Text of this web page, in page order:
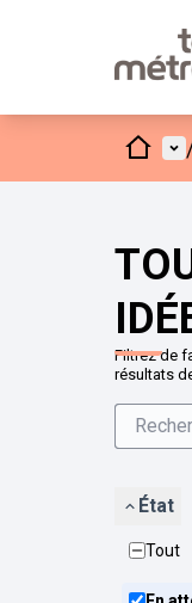
Accueil
Filtrez de
résultats
État
Tout